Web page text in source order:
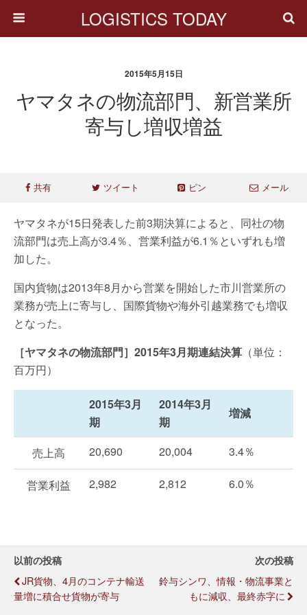
LOGISTICS TODAY
2015年5月15日
ヤマタネの物流部門、新営業所
寄与し増収増益
共有 ツイート ピン メール
ヤマタネが15日発表した前3期決算によると、同社の物
流部門は売上高が3.4％、営業利益が6.1％といずれも増
加した。
国内貨物は2013年8月から営業を開始した市川営業所の
業務が売上に寄与し、国際貨物や海外引越業務でも増収
となった。
［ヤマタネの物流部門］2015年3月期連結決算 （単位：
百万円）
2015年3月
期
2014年3月
期
増減
売上高 20,690 20,004 3.4％
営業利益 2,982 2,812 6.0％
以前の投稿
JR貨物、4月のコンテナ輸送
量増に積合せ貨物が寄与
次の投稿
鈴与シンワ、情報・物流事業と
もに減収、最終赤字に